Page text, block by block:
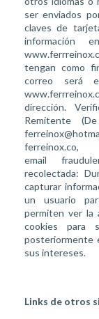
ser enviados
claves de
tengan como
correo será
dirección.
Remitente
email
recolectada:
capturar
un usuario
permiten ver la
cookies para
posteriormente
sus intereses.
Links de otros